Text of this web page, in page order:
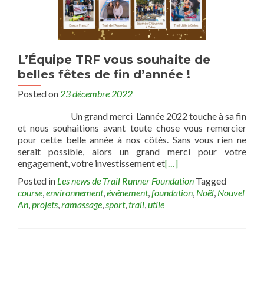
L’Équipe TRF vous souhaite de
belles fêtes de fin d’année !
Posted on 23 décembre 2022
Un grand merci L’année 2022 touche à sa fin
et nous souhaitions avant toute chose vous remercier
pour cette belle année à nos côtés. Sans vous rien ne
serait possible, alors un grand merci pour votre
engagement, votre investissement et[…]
Posted in Les news de Trail Runner Foundation Tagged
course,environnement,événement,foundation, Noël, Nouvel
An,projets,ramassage,sport,trail,utile